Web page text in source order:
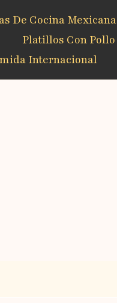
De Cocina Mexicana
Platillos Con Pollo
Internacional